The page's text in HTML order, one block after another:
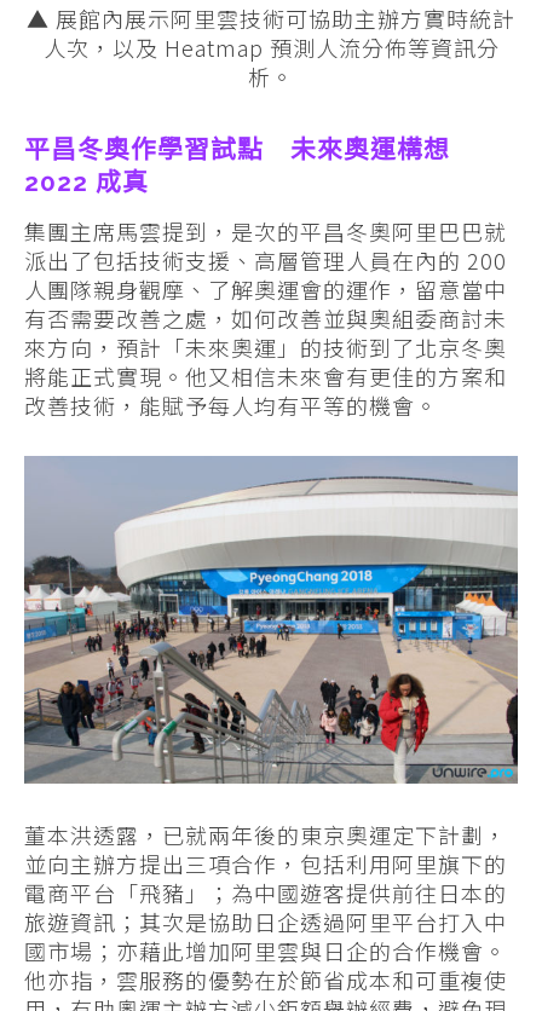
▲ 展館內展示阿里雲技術可協助主辦方實時統計
人次，以及 Heatmap 預測人流分佈等資訊分
析。
平昌冬奧作學習試點 未來奧運構想
2022 成真
集團主席馬雲提到，是次的平昌冬奧阿里巴巴就
派出了包括技術支援、高層管理人員在內的 200
人團隊親身觀摩、了解奧運會的運作，留意當中
有否需要改善之處，如何改善並與奧組委商討未
來方向，預計「未來奧運」的技術到了北京冬奧
將能正式實現。他又相信未來會有更佳的方案和
改善技術，能賦予每人均有平等的機會。
董本洪透露，已就兩年後的東京奧運定下計劃，
並向主辦方提出三項合作，包括利用阿里旗下的
電商平台「飛豬」；為中國遊客提供前往日本的
旅遊資訊；其次是協助日企透過阿里平台打入中
國市場；亦藉此增加阿里雲與日企的合作機會。
他亦指，雲服務的優勢在於節省成本和可重複使